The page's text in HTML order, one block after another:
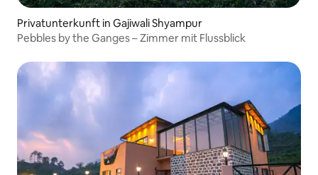
Privatunterkunft in Gajiwali Shyampur
Pebbles by the Ganges – Zimmer mit Flussblick